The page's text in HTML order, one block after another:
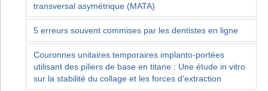
transversal asymétrique (MATA)
5 erreurs souvent commises par les dentistes en ligne
Couronnes unitaires temporaires implanto-portées
utilisant des piliers de base en titane : Une étude in vitro
sur la stabilité du collage et les forces d'extraction